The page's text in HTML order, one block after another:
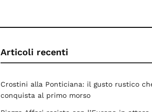
Articoli recenti
Crostini alla Ponticiana: il gusto rustico
conquista al primo morso